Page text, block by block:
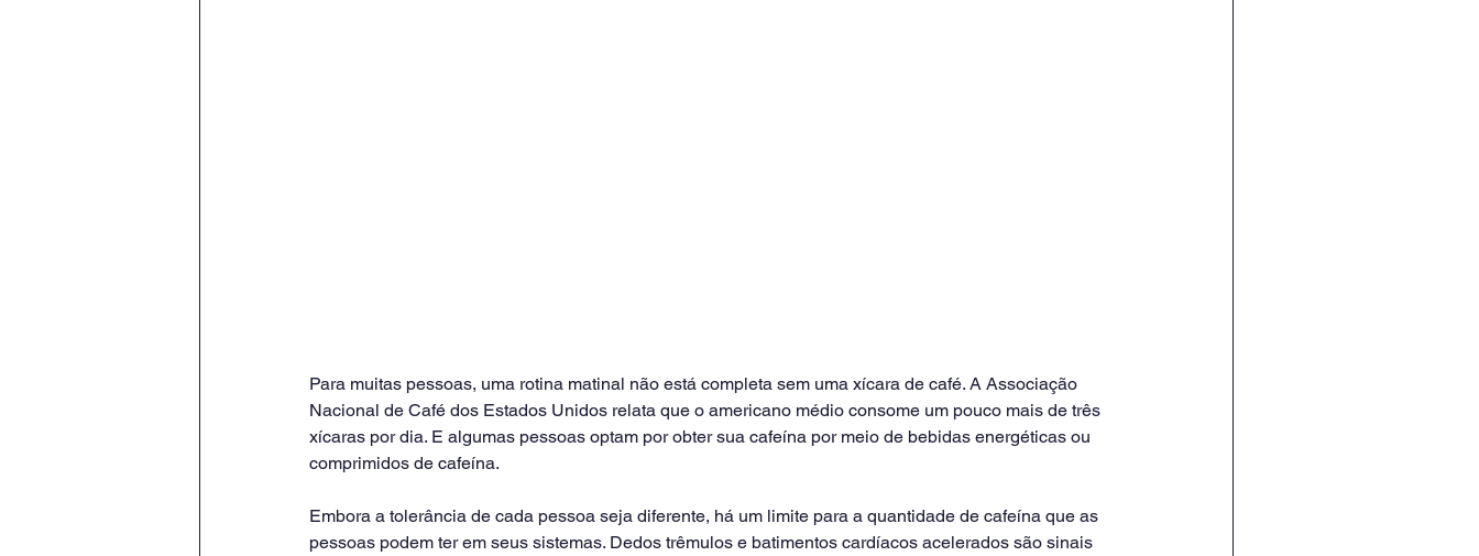
Para muitas pessoas, uma rotina matinal não está completa sem uma xícara de café. A Associação
Nacional de Café dos Estados Unidos relata que o americano médio consome um pouco mais de três
xícaras por dia. E algumas pessoas optam por obter sua cafeína por meio de bebidas energéticas ou
comprimidos de cafeína.
Embora a tolerância de cada pessoa seja diferente, há um limite para a quantidade de cafeína que as
pessoas podem ter em seus sistemas. Dedos trêmulos e batimentos cardíacos acelerados são sinais